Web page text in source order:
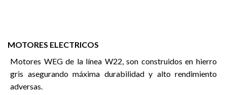
MOTORES ELECTRICOS
Motores WEG de la línea W22, son construidos en hierro
gris asegurando máxima durabilidad y alto rendimiento
adversas.